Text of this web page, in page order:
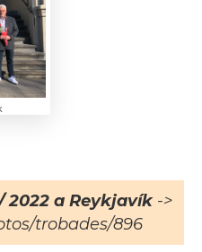
2022 a Reykjavík->
trobades/896